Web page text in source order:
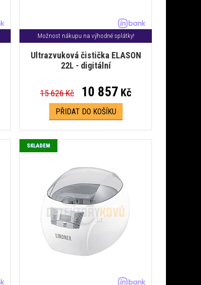
Možnost nákupu na výhodné splátky!
Ultrazvuková čistička ELASON
22L - digitální
15 626 Kč 10 857 Kč
PŘIDAT DO KOŠÍKU
SKLADEM